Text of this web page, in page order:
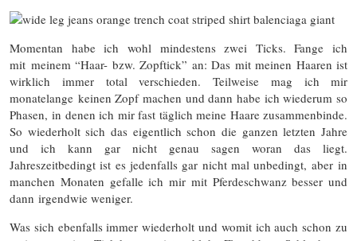
Momentan habe ich wohl mindestens zwei Ticks. Fange ich
mit meinem “Haar- bzw. Zopftick” an: Das mit meinen Haaren ist
wirklich immer total verschieden. Teilweise mag ich mir
monatelange keinen Zopf machen und dann habe ich wiederum so
Phasen, in denen ich mir fast täglich meine Haare zusammenbinde.
So wiederholt sich das eigentlich schon die ganzen letzten Jahre
und ich kann gar nicht genau sagen woran das liegt.
Jahreszeitbedingt ist es jedenfalls gar nicht mal unbedingt, aber in
manchen Monaten gefalle ich mir mit Pferdeschwanz besser und
dann irgendwie weniger.
Was sich ebenfalls immer wiederholt und womit ich auch schon zu